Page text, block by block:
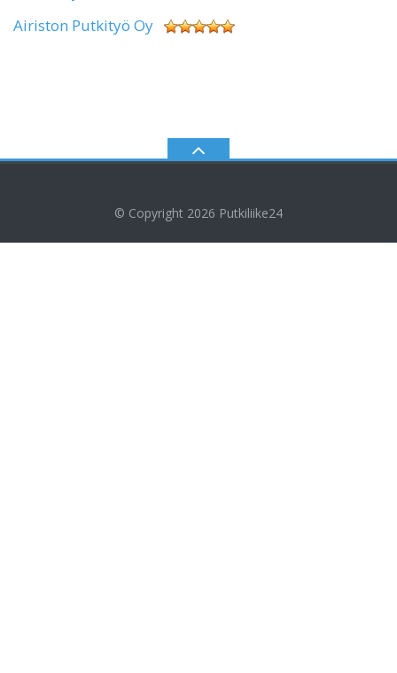
Airiston Putkityö Oy
© Copyright 2026 Putkiliike24